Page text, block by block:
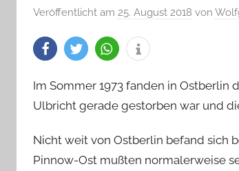
Veröffentlicht am 25. August 2018 von
Im Sommer 1973 fanden in Ostberlin
Ulbricht gerade gestorben war und
Nicht weit von Ostberlin befand sich
Pinnow-Ost mußten normalerweise